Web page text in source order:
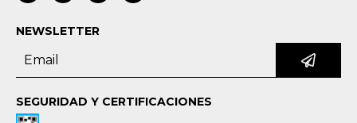
NEWSLETTER
SEGURIDAD Y CERTIFICACIONES